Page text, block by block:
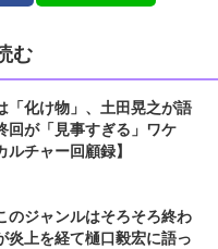
む
「化け物」、土田晃之が語
回が「見事すぎる」ワケ
ルチャー回顧録】
のジャンルはそろそろ終わ
炎上を経て樋口毅宏に語っ